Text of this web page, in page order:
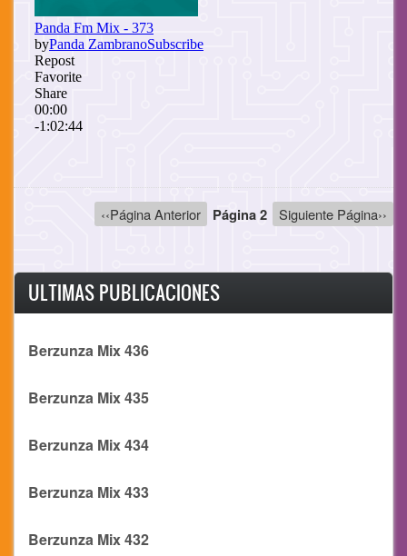
Página
‹‹Página Anterior Página 2
Siguiente
Siguiente Página››
ULTIMAS PUBLICACIONES
Berzunza Mix 436
Berzunza Mix 435
Berzunza Mix 434
Berzunza Mix 433
Berzunza Mix 432